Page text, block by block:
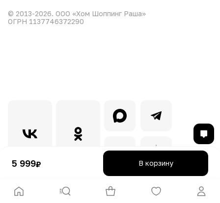
5 999₽ В корзину
© 2013-2026. ООО «Хом Шоппинг Раша»
ОГРН 1137746372290